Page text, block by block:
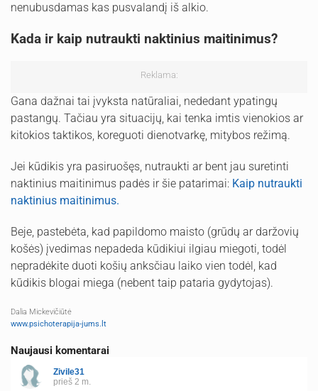
nenubusdamas kas pusvalandį iš alkio.
Kada ir kaip nutraukti naktinius maitinimus?
Reklama:
Gana dažnai tai įvyksta natūraliai, nededant ypatingų
pastangų. Tačiau yra situacijų, kai tenka imtis vienokios ar
kitokios taktikos, koreguoti dienotvarkę, mitybos režimą.
Jei kūdikis yra pasiruošęs, nutraukti ar bent jau suretinti
naktinius maitinimus padės ir šie patarimai: Kaip nutraukti
naktinius maitinimus.
Beje, pastebėta, kad papildomo maisto (grūdų ar daržovių
košės) įvedimas nepadeda kūdikiui ilgiau miegoti, todėl
nepradėkite duoti košių anksčiau laiko vien todėl, kad
kūdikis blogai miega (nebent taip pataria gydytojas).
Dalia Mickevičiūtė
www.psichoterapija-jums.lt
Naujausi komentarai
Zivile31
prieš 2 m.